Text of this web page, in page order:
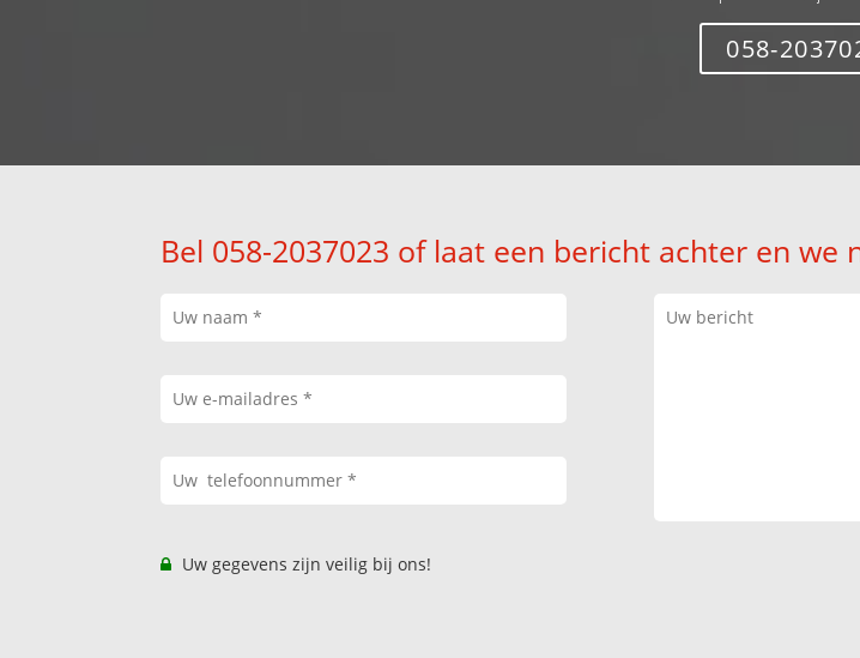
058-
Bel 058-2037023 of laat een bericht achter en
Uw gegevens zijn veilig bij ons!